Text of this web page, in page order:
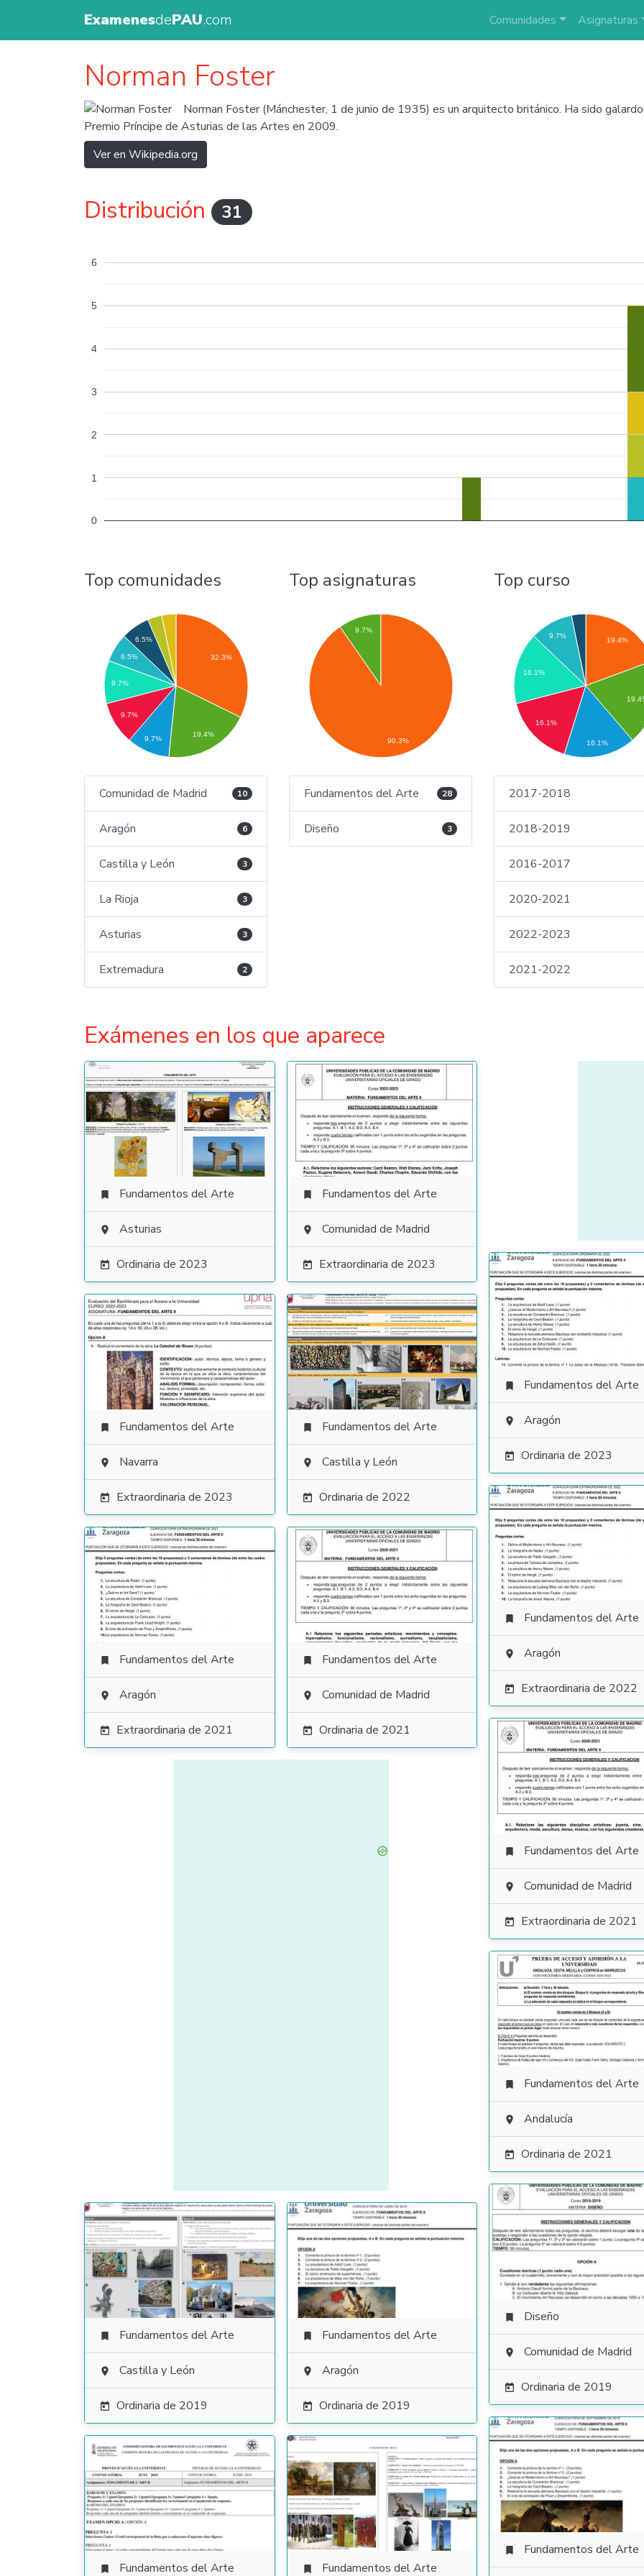
ExamenesdePAU.com Comunidades Asignaturas
Norman Foster
Norman Foster (Mánchester, 1 de junio de 1935) es un arquitecto británico. Ha sido
Premio Príncipe de Asturias de las Artes en 2009.
Ver en Wikipedia.org
Distribución 31
0
1
2
3
4
5
6
Top comunidades
32.3%
6.5%
6.5%
9.7%
9.7%
9.7%
19.4%
Comunidad de Madrid 10
Aragón 6
Castilla y León 3
La Rioja 3
Asturias 3
Extremadura 2
Top asignaturas
9.7%
90.3%
Fundamentos del Arte 28
Diseño 3
Top curso
19.4%
9.7%
16.1%
16.1%
16.1%
2017-2018
2018-2019
2016-2017
2020-2021
2022-2023
2021-2022
Exámenes en los que aparece
 Fundamentos del Arte
 Asturias
 Ordinaria de 2023
 Fundamentos del Arte
 Comunidad de Madrid
 Extraordinaria de 2023
 Fundamentos del Arte
 Aragón
 Ordinaria de 2023
 Fundamentos del Arte
 Navarra
 Extraordinaria de 2023
 Fundamentos del Arte
 Castilla y León
 Ordinaria de 2022
 Fundamentos del Arte
 Aragón
 Extraordinaria de 2022
 Fundamentos del Arte
 Aragón
 Extraordinaria de 2021
 Fundamentos del Arte
 Comunidad de Madrid
 Ordinaria de 2021
 Fundamentos del Arte
 Comunidad de Madrid
 Extraordinaria de 2021
 Fundamentos del Arte
 Andalucía
 Ordinaria de 2021
 Diseño
 Comunidad de Madrid
 Ordinaria de 2019
 Fundamentos del Arte
 Castilla y León
 Ordinaria de 2019
 Fundamentos del Arte
 Aragón
 Ordinaria de 2019
 Fundamentos del Arte
 Fundamentos del Arte  Fundamentos del Arte